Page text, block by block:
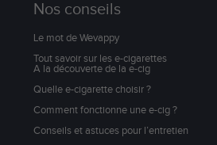
Nos conseils
Le mot de Wevappy
Tout savoir sur les e-cigarettes
A la découverte de la e-cig
Quelle e-cigarette choisir ?
Comment fonctionne une e-cig ?
Conseils et astuces pour l’entretien